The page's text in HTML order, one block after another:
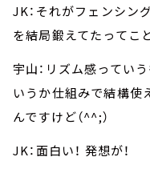
JK：それがフェンシン
を結局鍛えてたってこ
宇山：リズム感ってい
いうか仕組みで結構使
んですけど（^^;）
JK：面白い！ 発想が！